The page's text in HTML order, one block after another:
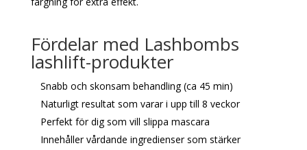
Fördelar med Lashbombs
lashlift-produkter
Snabb och skonsam behandling (ca 45 min)
Naturligt resultat som varar i upp till 8 veckor
Perfekt för dig som vill slippa mascara
Innehåller vårdande ingredienser som stärker